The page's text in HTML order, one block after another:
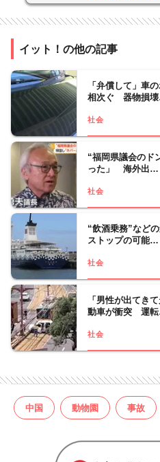
イット！の他の記事
「弁償して」車
相次ぐ 器物損
社会
“福岡県議会のド
った」 海外出…
社会
“飲酒乗務”など
ストップの可能…
社会
「男性が出てき
動車が衝突 運
社会
中国 動物園 事故